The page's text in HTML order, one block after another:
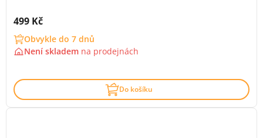
Cena s DPH:
499 Kč
Obvykle do 7 dnů
Není skladem na prodejnách
Do košíku